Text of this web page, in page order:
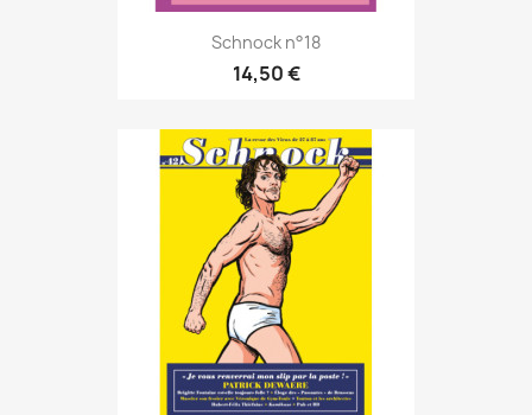
Schnock n°18
14,50 €